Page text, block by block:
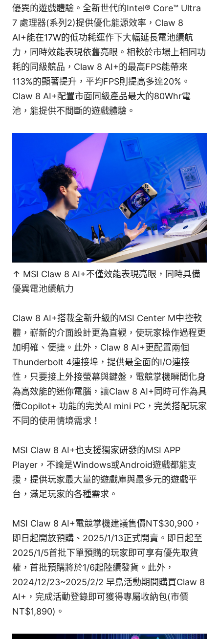
優異的遊戲體驗。全新世代的Intel® Core™ Ultra
7 處理器(系列2)提供優化能源效率，Claw 8
AI+能在17W的低功耗運作下大幅延長電池續航
力，同時效能表現依舊亮眼。相較於市場上相同功
耗的同級競品，Claw 8 AI+的最高FPS能帶來
113%的顯著提升，平均FPS則提高多達20%。
Claw 8 AI+配置市面同級產品最大的80Whr電
池，能提供不間斷的遊戲體驗。
↑ MSI Claw 8 AI+不僅效能表現亮眼，同時具備
優異電池續航力
Claw 8 AI+搭載全新升級的MSI Center M中控軟
體，嶄新的介面設計更為直觀，使玩家操作過程更
加明確、便捷。此外，Claw 8 AI+更配置兩個
Thunderbolt 4連接埠，提供最全面的I/O連接
性，只要接上外接螢幕與鍵盤，電競掌機瞬間化身
為高效能的迷你電腦，讓Claw 8 AI+同時可作為具
備Copilot+ 功能的完美AI mini PC，完美搭配玩家
不同的使用情境需求！
MSI Claw 8 AI+也支援獨家研發的MSI APP
Player，不論是Windows或Android遊戲都能支
援，提供玩家最大量的遊戲庫與最多元的遊戲平
台，滿足玩家的各種需求。
MSI Claw 8 AI+電競掌機建議售價NT$30,900，
即日起開放預購、2025/1/13正式開賣。即日起至
2025/1/5首批下單預購的玩家即可享有優先取貨
權，首批預購將於1/6起陸續發貨。此外，
2024/12/23~2025/2/2 早鳥活動期間購買Claw 8
AI+，完成活動登錄即可獲得專屬收納包(市價
NT$1,890)。